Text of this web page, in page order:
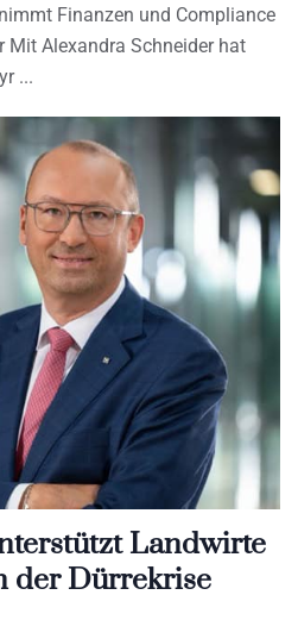
Finanzen und Compliance
Mit Alexandra Schneider hat
Landwirte
der Dürrekrise